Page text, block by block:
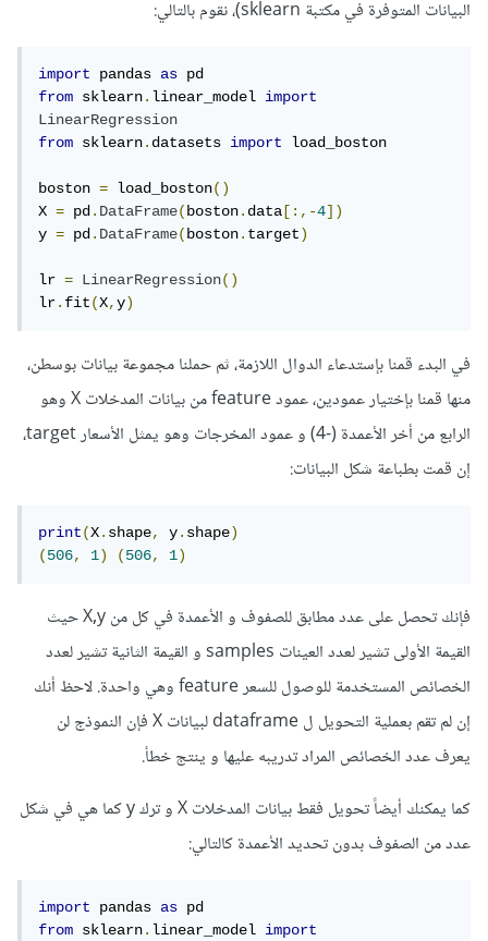
البيانات المتوفرة في مكتبة sklearn)، نقوم بالتالي:
import pandas as
from sklearn.linear_model import
LinearRegression
from sklearn.datasets import load_boston
boston = load_boston()
X = pd.DataFrame(boston.data [:,-4])
y = pd.DataFrame(boston.target)
lr = LinearRegression()
lr.fit(X,y)
في البدء قمنا بإستدعاء الدوال اللازمة، ثم حملنا مجموعة بيانات بوسطن،
منها قمنا بإختيار عمودين، عمود feature من بيانات المدخلات X وهو
الرابع من أخر الأعمدة (-4) و عمود المخرجات وهو يمثل الأسعار target،
إن قمت بطباعة شكل البيانات:
print(X.shape, y.shape)
(506, 1) (506, 1)
فإنك تحصل على عدد مطابق للصفوف و الأعمدة في كل من X,y حيث
القيمة الأولى تشير لعدد العينات samples و القيمة الثانية تشير لعدد
الخصائص المستخدمة للوصول للسعر feature وهي واحدة. لاحظ أنك
إن لم تقم بعملية التحويل ل dataframe لبيانات X فإن النموذج لن
يعرف عدد الخصائص المراد تدريبه عليها و ينتج خطأ.
كما يمكنك أيضاً تحويل فقط بيانات المدخلات X و ترك y كما هي في شكل
عدد من الصفوف بدون تحديد الأعمدة كالتالي:
import pandas as
from sklearn.linear_model import